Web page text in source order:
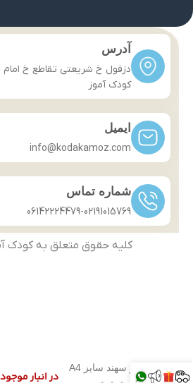
آدرس
دزفول خ شریعتی تقاطع خ امام
کودک آموز
ایمیل
info@kodakamoz.com
شماره تماس
06142224479-02191015769
کلیه حقوق متعلق به کودک
کاور سهند سایز A4
در انبار